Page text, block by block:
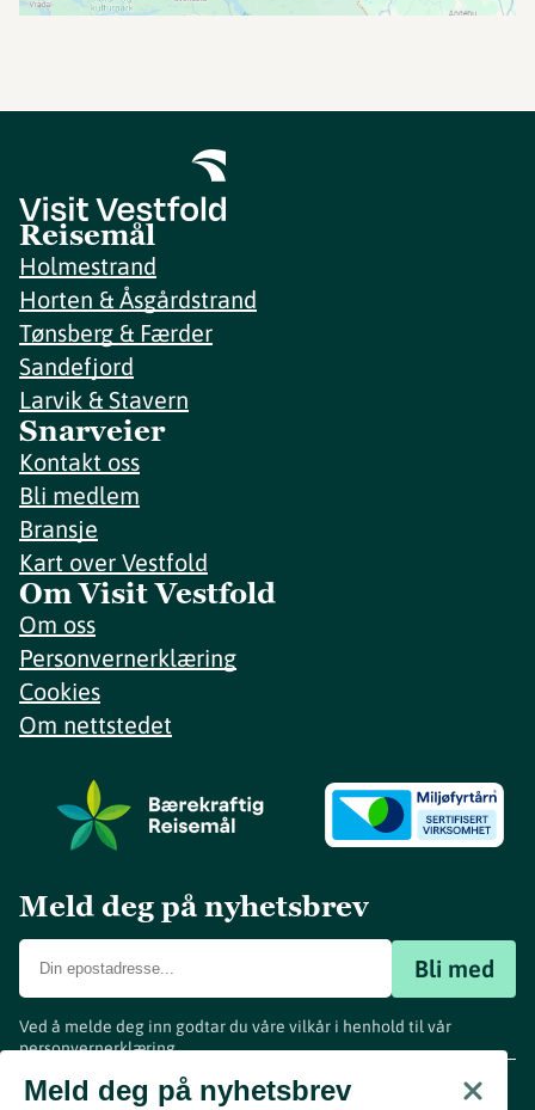
Reisemål
Holmestrand
Horten & Åsgårdstrand
Tønsberg & Færder
Sandefjord
Larvik & Stavern
Snarveier
Kontakt oss
Bli medlem
Bransje
Kart over Vestfold
Om Visit Vestfold
Om oss
Personvernerklæring
Cookies
Om nettstedet
Meld deg på nyhetsbrev
Bli med
Ved å melde deg inn godtar du våre vilkår i henhold til vår
personvernerklæring.
Meld deg på nyhetsbrev
www.visitvestfold.com